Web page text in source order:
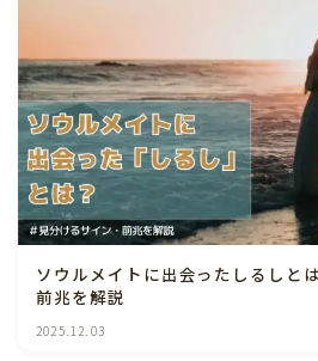
ソウルメイトに出会ったしるしと
前兆を解説
2025.12.03